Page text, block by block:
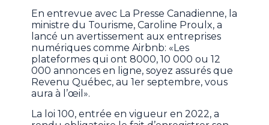
En entrevue avec La Presse Canadienne, la
ministre du Tourisme, Caroline Proulx, a
lancé un avertissement aux entreprises
numériques comme Airbnb: «Les
plateformes qui ont 8000, 10 000 ou 12
000 annonces en ligne, soyez assurés que
Revenu Québec, au 1er septembre, vous
aura à l’œil».
La loi 100, entrée en vigueur en 2022, a